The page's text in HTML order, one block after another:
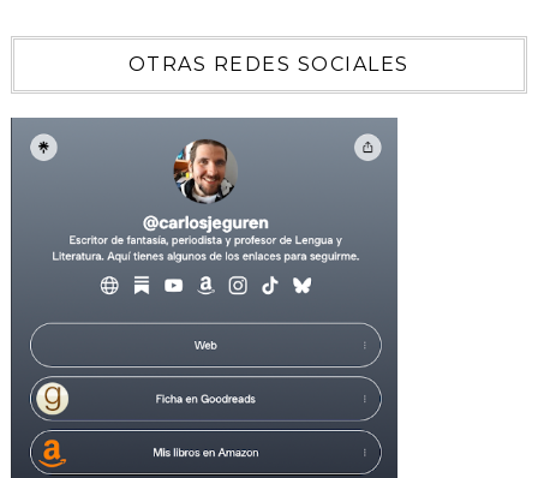
OTRAS REDES SOCIALES